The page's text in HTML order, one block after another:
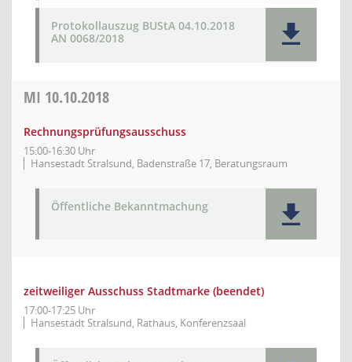
Protokollauszug BUStA 04.10.2018
AN 0068/2018
MI 10.10.2018
Rechnungsprüfungsausschuss
15:00-16:30 Uhr
Hansestadt Stralsund, Badenstraße 17, Beratungsraum
Öffentliche Bekanntmachung
zeitweiliger Ausschuss Stadtmarke (beendet)
17:00-17:25 Uhr
Hansestadt Stralsund, Rathaus, Konferenzsaal